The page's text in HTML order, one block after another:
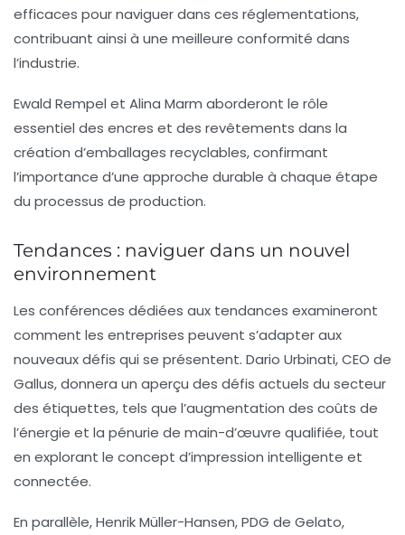
efficaces pour naviguer dans ces réglementations,
contribuant ainsi à une meilleure conformité dans
l’industrie.
Ewald Rempel et Alina Marm aborderont le rôle
essentiel des encres et des revêtements dans la
création d’emballages recyclables, confirmant
l’importance d’une approche durable à chaque étape
du processus de production.
Tendances : naviguer dans un nouvel
environnement
Les conférences dédiées aux tendances examineront
comment les entreprises peuvent s’adapter aux
nouveaux défis qui se présentent. Dario Urbinati, CEO de
Gallus, donnera un aperçu des défis actuels du secteur
des étiquettes, tels que l’augmentation des coûts de
l’énergie et la pénurie de main-d’œuvre qualifiée, tout
en explorant le concept d’impression intelligente et
connectée.
En parallèle, Henrik Müller-Hansen, PDG de Gelato,